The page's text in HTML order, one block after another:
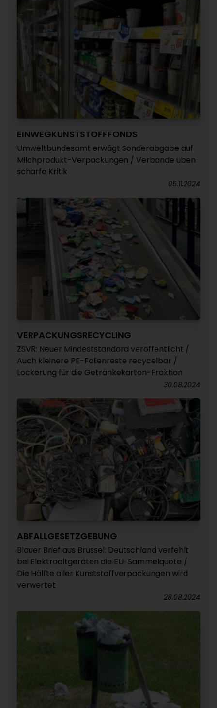
EINWEGKUNSTSTOFFFONDS
Umweltbundesamt erwägt Sonderabgabe auf
Milchprodukt-Verpackungen / Verbände üben
scharfe Kritik
05.11.2024
VERPACKUNGSRECYCLING
ZSVR: Neuer Mindeststandard veröffentlicht /
Auch kleinere PE-Folienreste recycelbar /
Lockerung für die Getränkekarton-Fraktion
30.08.2024
ABFALLGESETZGEBUNG
Blauer Brief aus Brüssel: Deutschland verfehlt
bei Elektroaltgeräten die EU-Sammelquote /
Die Hälfte aller Kunststoffverpackungen wird
verwertet
28.08.2024